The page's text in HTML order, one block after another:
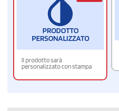
PRODOTTO
PERSONALIZZATO
Il prodotto sarà
personalizzato con stampa